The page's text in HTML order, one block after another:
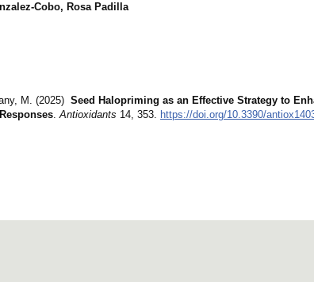
Cobo, Rosa Padilla
M. (2025) Seed Halopriming as an Effective Strategy to
. Antioxidants 14, 353. https://doi.org/10.3390/